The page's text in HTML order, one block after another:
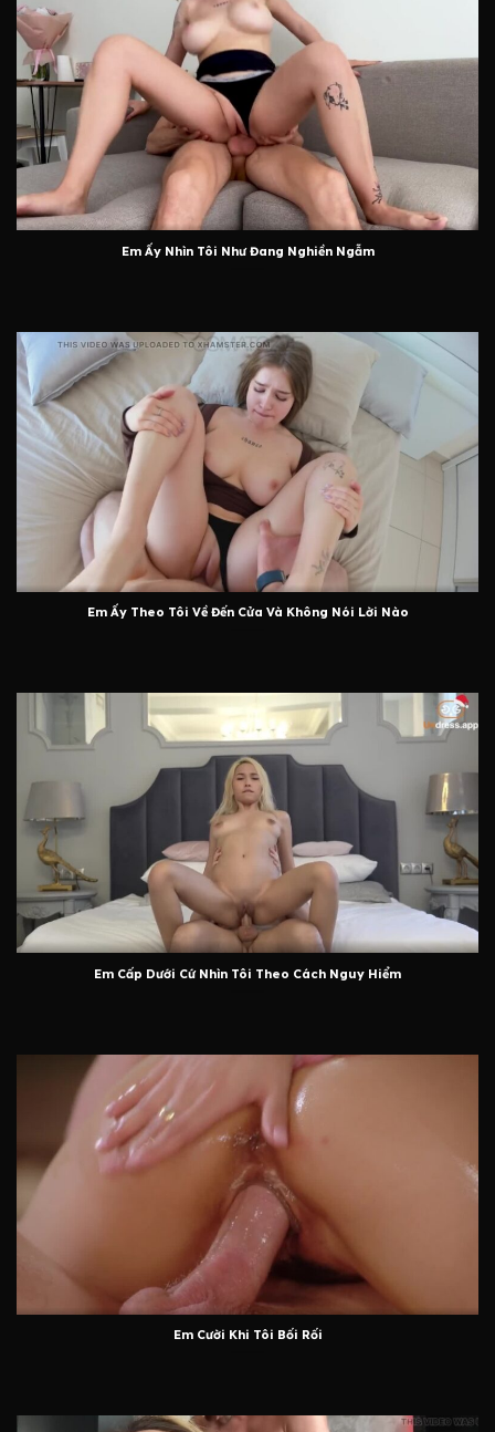
Em Ấy Nhìn Tôi Như Đang Nghiền Ngẫm
Em Ấy Theo Tôi Về Đến Cửa Và Không Nói Lời Nào
Em Cấp Dưới Cứ Nhìn Tôi Theo Cách Nguy Hiểm
Em Cười Khi Tôi Bối Rối